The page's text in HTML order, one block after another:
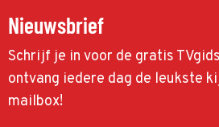
Nieuwsbrief
Schrijf je in voor de gratis
ontvang iedere dag de leukste
mailbox!